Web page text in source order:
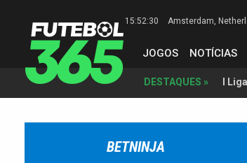
15:52:31 Amsterdam,
JOGOS NOTÍCIAS
DESTAQUES » I Liga
BETNINJA